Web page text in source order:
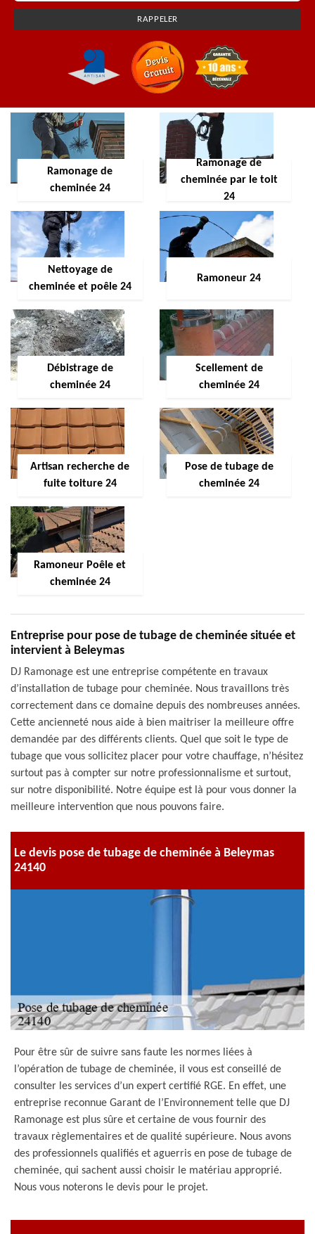
Ramonage de
cheminée 24
Ramonage de
cheminée par le toit
24
Nettoyage de
cheminée et poêle 24
Ramoneur 24
Débistrage de
cheminée 24
Scellement de
cheminée 24
Artisan recherche de
fuite toiture 24
Pose de tubage de
cheminée 24
Ramoneur Poêle et
cheminée 24
Entreprise pour pose de tubage de cheminée située et
intervient à Beleymas
DJ Ramonage est une entreprise compétente en travaux
d’installation de tubage pour cheminée. Nous travaillons très
correctement dans ce domaine depuis des nombreuses années.
Cette ancienneté nous aide à bien maitriser la meilleure offre
demandée par des différents clients. Quel que soit le type de
tubage que vous sollicitez placer pour votre chauffage, n’hésitez
surtout pas à compter sur notre professionnalisme et surtout,
sur notre disponibilité. Notre équipe est là pour vous donner la
meilleure intervention que nous pouvons faire.
Le devis pose de tubage de cheminée à Beleymas
24140
Pour être sûr de suivre sans faute les normes liées à
l’opération de tubage de cheminée, il vous est conseillé de
consulter les services d’un expert certifié RGE. En effet, une
entreprise reconnue Garant de l’Environnement telle que DJ
Ramonage est plus sûre et certaine de vous fournir des
travaux règlementaires et de qualité supérieure. Nous avons
des professionnels qualifiés et aguerris en pose de tubage de
cheminée, qui sachent aussi choisir le matériau approprié.
Nous vous noterons le devis pour le projet.